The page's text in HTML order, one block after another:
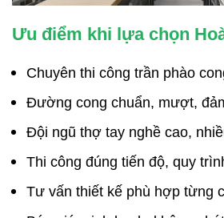
Ưu điểm khi lựa chọn
Chuyên thi công trần phào
Đường cong chuẩn, mượt,
Đội ngũ thợ tay nghề cao,
Thi công đúng tiến độ, quy
Tư vấn thiết kế phù hợp từng